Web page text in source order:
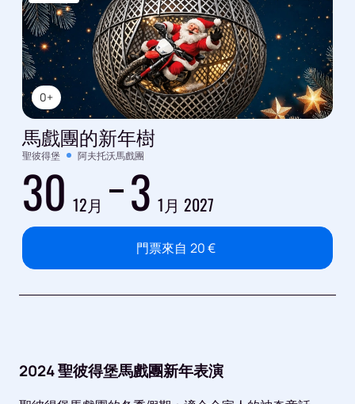
0+
馬戲團的新年樹
聖彼得堡 阿夫托沃馬戲團
30 12月 3 1月 2027
門票來自 20€
2024 聖彼得堡馬戲團新年表演